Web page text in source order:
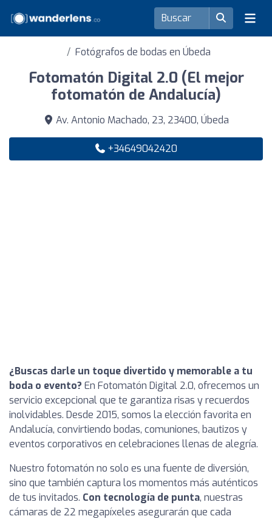
Fotógrafos de bodas en Úbeda
Fotomatón Digital 2.0 (El mejor
fotomatón de Andalucía)
Av. Antonio Machado, 23, 23400, Úbeda
+34649042420
¿Buscas darle un toque divertido y memorable a tu
boda o evento? En Fotomatón Digital 2.0, ofrecemos un
servicio excepcional que te garantiza risas y recuerdos
inolvidables. Desde 2015, somos la elección favorita en
Andalucía, convirtiendo bodas, comuniones, bautizos y
eventos corporativos en celebraciones llenas de alegría.
Nuestro fotomatón no solo es una fuente de diversión,
sino que también captura los momentos más auténticos
de tus invitados. Con tecnología de punta, nuestras
cámaras de 22 megapíxeles asegurarán que cada